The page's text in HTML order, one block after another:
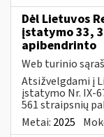
Dėl Lietuvos
įstatymo 33,
apibendrinto
Web turinio
Atsižvelgdami į
įstatymo Nr. IX-
561 straipsnių
Metai: 2025